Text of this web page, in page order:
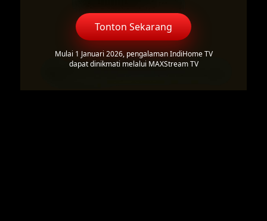
Tonton Sekarang
Mulai 1 Januari 2026, pengalaman IndiHome TV
dapat dinikmati melalui MAXStream TV